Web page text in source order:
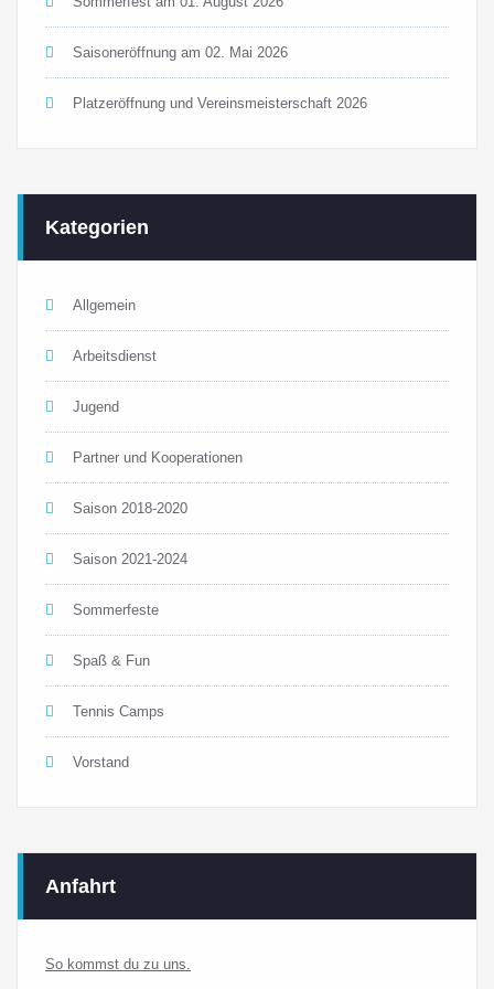
Saisoneröffnung am 02. Mai 2026
Platzeröffnung und Vereinsmeisterschaft 2026
Kategorien
Allgemein
Arbeitsdienst
Jugend
Partner und Kooperationen
Saison 2018-2020
Saison 2021-2024
Sommerfeste
Spaß & Fun
Tennis Camps
Vorstand
Anfahrt
So kommst du zu uns.